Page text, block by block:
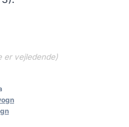
er vejledende)